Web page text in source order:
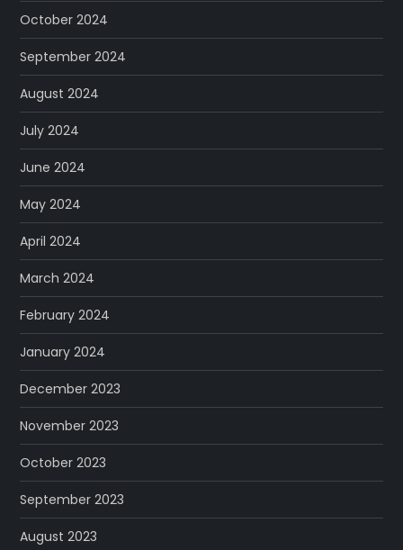
October 2024
September 2024
August 2024
July 2024
June 2024
May 2024
April 2024
March 2024
February 2024
January 2024
December 2023
November 2023
October 2023
September 2023
August 2023